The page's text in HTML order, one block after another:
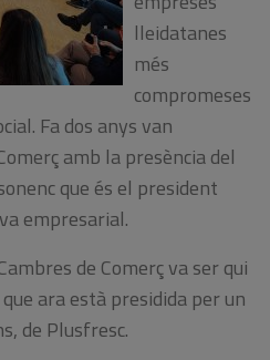
lleidatanes
més
compromeses
Fa dos anys van
amb la presència del
que és el president
empresarial.
de Comerç va ser qui
ara està presidida per un
de Plusfresc.